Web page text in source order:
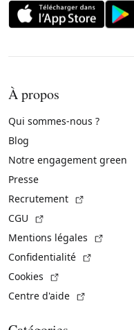
À propos
Qui sommes-nous ?
Blog
Notre engagement green
Presse
Recrutement
CGU
Mentions légales
Confidentialité
Cookies
Centre d'aide